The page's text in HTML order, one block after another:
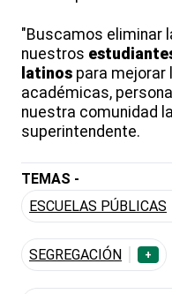
"Buscamos eliminar
nuestros
latinos para mejorar
académicas,
nuestra comunidad
superintendente.
TEMAS -
ESCUELAS PÚBLICAS
SEGREGACIÓN +